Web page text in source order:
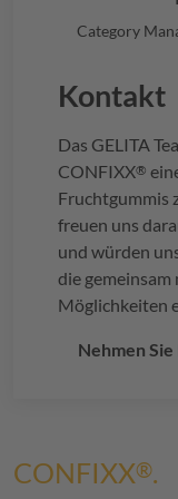
Category
Kontakt
Das GELITA
CONFIXX®
Fruchtgummis
freuen uns
und würden
die
Möglichkeiten
Nehmen
CONFIXX®.